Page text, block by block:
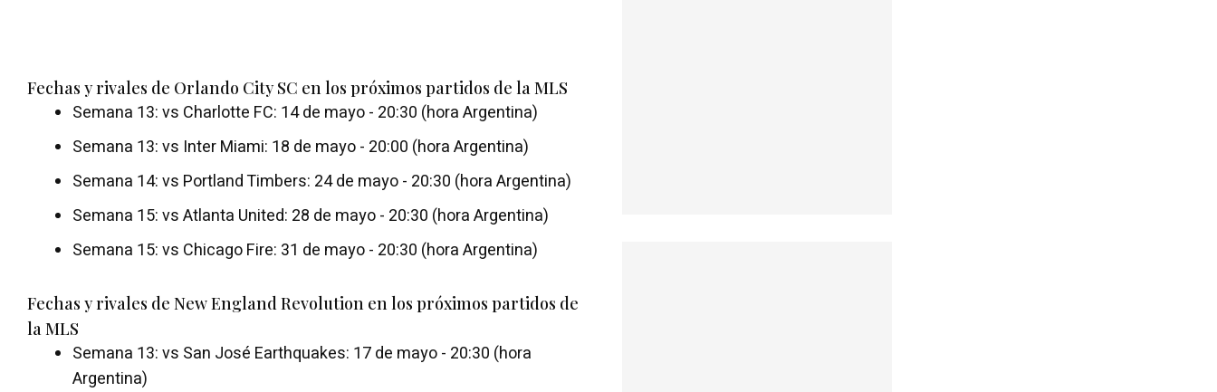
Fechas y rivales de Orlando City SC en los próximos partidos de la MLS
Semana 13: vs Charlotte FC: 14 de mayo - 20:30 (hora Argentina)
Semana 13: vs Inter Miami: 18 de mayo - 20:00 (hora Argentina)
Semana 14: vs Portland Timbers: 24 de mayo - 20:30 (hora Argentina)
Semana 15: vs Atlanta United: 28 de mayo - 20:30 (hora Argentina)
Semana 15: vs Chicago Fire: 31 de mayo - 20:30 (hora Argentina)
Fechas y rivales de New England Revolution en los próximos partidos de
la MLS
Semana 13: vs San José Earthquakes: 17 de mayo - 20:30 (hora
Argentina)